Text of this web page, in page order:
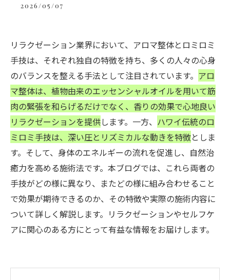
2026/05/07
リラクゼーション業界において、アロマ整体とロミロミ
手技は、それぞれ独自の特徴を持ち、多くの人々の心身
のバランスを整える手法として注目されています。 アロ
マ整体は、植物由来のエッセンシャルオイルを用いて筋
肉の緊張を和らげるだけでなく、香りの効果で心地良い
リラクゼーションを提供します。一方、 ハワイ伝統のロ
ミロミ手技は、深い圧とリズミカルな動きを特徴としま
す。そして、身体のエネルギーの流れを促進し、自然治
癒力を高める施術法です。本ブログでは、これら両者の
手技がどの様に異なり、またどの様に組み合わせること
で効果が期待できるのか、その特徴や実際の施術内容に
ついて詳しく解説します。リラクゼーションやセルフケ
アに関心のある方にとって有益な情報をお届けします。